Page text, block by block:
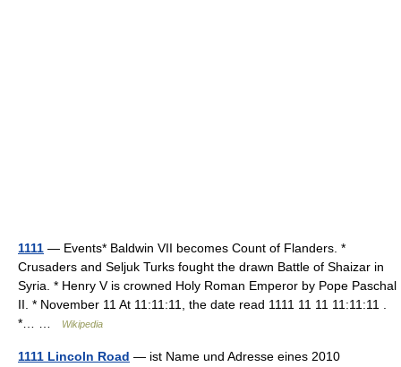
1111 — Events* Baldwin VII becomes Count of Flanders. *
Crusaders and Seljuk Turks fought the drawn Battle of Shaizar in
Syria. * Henry V is crowned Holy Roman Emperor by Pope Paschal
II. * November 11 At 11:11:11, the date read 1111 11 11 11:11:11 .
*… …
Wikipedia
1111 Lincoln Road — ist Name und Adresse eines 2010